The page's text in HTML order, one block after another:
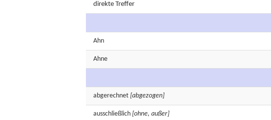
direkte Treffer
Ahn
Ahne
abgerechnet [abgezogen]
ausschließlich [ohne, außer]